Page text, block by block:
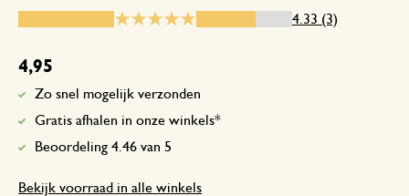
4.33 (3)
4,95
Zo snel mogelijk verzonden
Gratis afhalen in onze winkels*
Beoordeling 4.46 van 5
Bekijk voorraad in alle winkels
Enkel een score, geen toelichting